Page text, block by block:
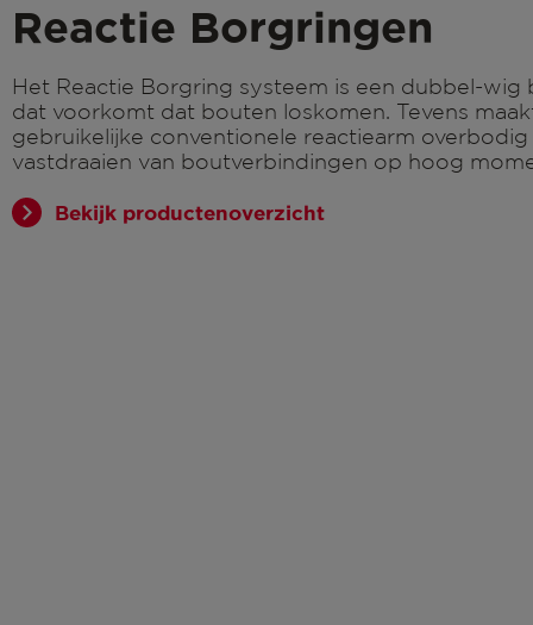
Reactie Borgringen
Het Reactie Borgring systeem is een dubbel-wig
dat voorkomt dat bouten loskomen. Tevens
gebruikelijke conventionele reactiearm
vastdraaien van boutverbindingen op hoog
Bekijk productenoverzicht